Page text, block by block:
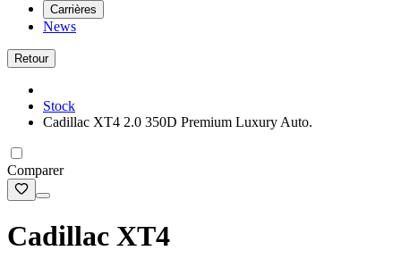
Carrières
News
Retour
Stock
Cadillac XT4 2.0 350D Premium Luxury Auto.
Comparer
Cadillac XT4